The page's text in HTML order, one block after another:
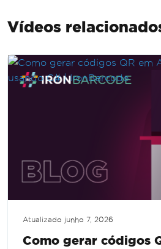
Vídeos
Atualizado junho 7, 2026
Como gerar códigos